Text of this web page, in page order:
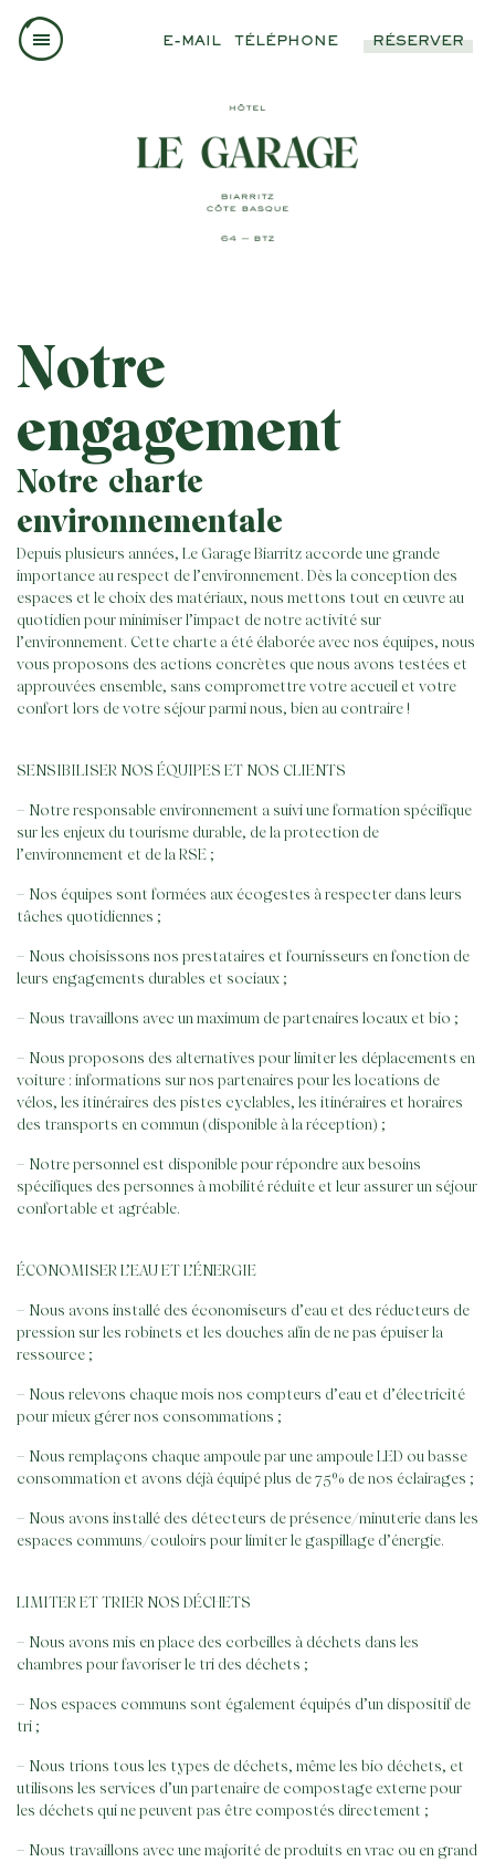
E-MAIL TÉLÉPHONE RÉSERVER
Notre
engagement
Notre charte
environnementale
Depuis plusieurs années, Le Garage Biarritz accorde une grande
importance au respect de l’environnement. Dès la conception des
espaces et le choix des matériaux, nous mettons tout en œuvre au
quotidien pour minimiser l’impact de notre activité sur
l’environnement. Cette charte a été élaborée avec nos équipes, nous
vous proposons des actions concrètes que nous avons testées et
approuvées ensemble, sans compromettre votre accueil et votre
confort lors de votre séjour parmi nous, bien au contraire !
SENSIBILISER NOS ÉQUIPES ET NOS CLIENTS
– Notre responsable environnement a suivi une formation spécifique
sur les enjeux du tourisme durable, de la protection de
l’environnement et de la RSE ;
– Nos équipes sont formées aux écogestes à respecter dans leurs
tâches quotidiennes ;
– Nous choisissons nos prestataires et fournisseurs en fonction de
leurs engagements durables et sociaux ;
– Nous travaillons avec un maximum de partenaires locaux et bio ;
– Nous proposons des alternatives pour limiter les déplacements en
voiture : informations sur nos partenaires pour les locations de
vélos, les itinéraires des pistes cyclables, les itinéraires et horaires
des transports en commun (disponible à la réception) ;
– Notre personnel est disponible pour répondre aux besoins
spécifiques des personnes à mobilité réduite et leur assurer un séjour
confortable et agréable.
ÉCONOMISER L’EAU ET L’ÉNERGIE
– Nous avons installé des économiseurs d’eau et des réducteurs de
pression sur les robinets et les douches afin de ne pas épuiser la
ressource ;
– Nous relevons chaque mois nos compteurs d’eau et d’électricité
pour mieux gérer nos consommations ;
– Nous remplaçons chaque ampoule par une ampoule LED ou basse
consommation et avons déjà équipé plus de 75% de nos éclairages ;
– Nous avons installé des détecteurs de présence/minuterie dans les
espaces communs/couloirs pour limiter le gaspillage d’énergie.
LIMITER ET TRIER NOS DÉCHETS
– Nous avons mis en place des corbeilles à déchets dans les
chambres pour favoriser le tri des déchets ;
– Nos espaces communs sont également équipés d’un dispositif de
tri ;
– Nous trions tous les types de déchets, même les bio déchets, et
utilisons les services d’un partenaire de compostage externe pour
les déchets qui ne peuvent pas être compostés directement ;
– Nous travaillons avec une majorité de produits en vrac ou en grand